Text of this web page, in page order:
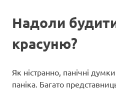
Надоли
красуню?
Як ністранно, панічні
паніка. Багато